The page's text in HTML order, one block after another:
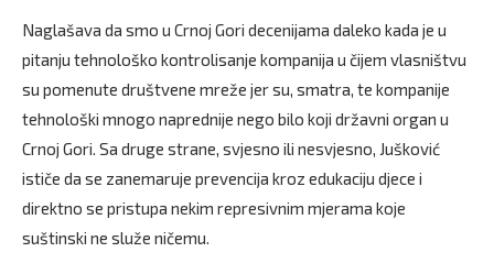
Naglašava da smo u Crnoj Gori decenijama daleko kada je u
pitanju tehnološko kontrolisanje kompanija u čijem vlasništvu
su pomenute društvene mreže jer su, smatra, te kompanije
tehnološki mnogo naprednije nego bilo koji državni organ u
Crnoj Gori. Sa druge strane, svjesno ili nesvjesno, Jušković
ističe da se zanemaruje prevencija kroz edukaciju djece i
direktno se pristupa nekim represivnim mjerama koje
suštinski ne služe ničemu.